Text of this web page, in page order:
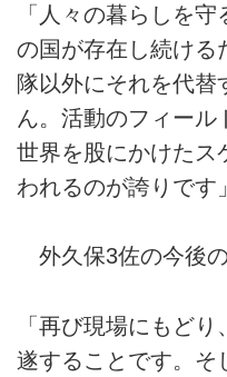
「人々の暮らしを
の国が存在し続ける
隊以外にそれを代替
ん。活動のフィール
世界を股にかけたス
われるのが誇りです」
外久保3佐の今後の
「再び現場にもど
遂することです。そ